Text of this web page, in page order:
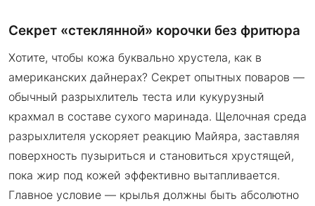
Секрет «стеклянной» корочки без фритюра
Хотите, чтобы кожа буквально хрустела, как в
американских дайнерах? Секрет опытных поваров —
обычный разрыхлитель теста или кукурузный
крахмал в составе сухого маринада. Щелочная среда
разрыхлителя ускоряет реакцию Майяра, заставляя
поверхность пузыриться и становиться хрустящей,
пока жир под кожей эффективно вытапливается.
Главное условие — крылья должны быть абсолютно